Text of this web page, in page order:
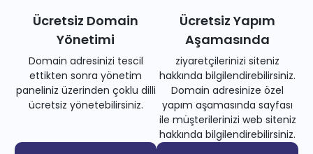
Ücretsiz Domain
Yönetimi
Domain adresinizi tescil
ettikten sonra yönetim
paneliniz üzerinden çoklu dilli
ücretsiz yönetebilirsiniz.
Ücretsiz Yapım
Aşamasında
ziyaretçilerinizi siteniz
hakkında bilgilendirebilirsiniz.
Domain adresinize özel
yapım aşamasında sayfası
ile müşterilerinizi web siteniz
hakkında bilgilendirebilirsiniz.